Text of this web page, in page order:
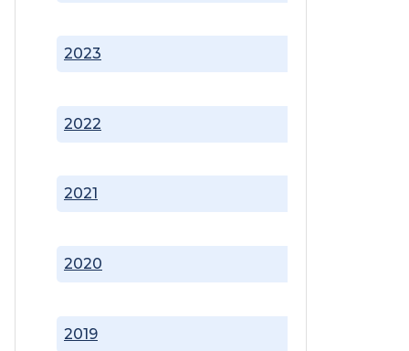
2019
2020
2021
2022
2023